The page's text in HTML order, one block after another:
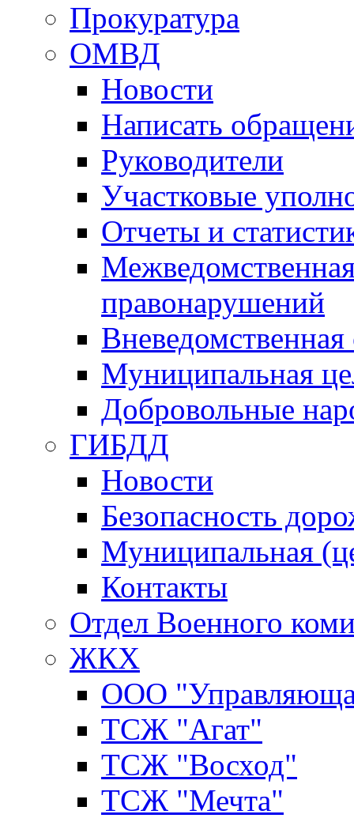
Прокуратура
ОМВД
Новости
Написать
Руководители
Участковые
Отчеты и
правонарушений
Вневедомственная
Муниципальная
Добровольные
ГИБДД
Новости
Безопасность
Муниципальная
Контакты
Отдел Военного
ЖКХ
ООО
ТСЖ "Агат"
ТСЖ "Восход"
ТСЖ "Мечта"